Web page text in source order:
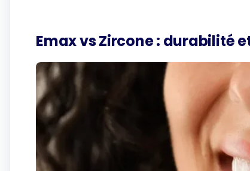
Emax vs Zircone : durabilité